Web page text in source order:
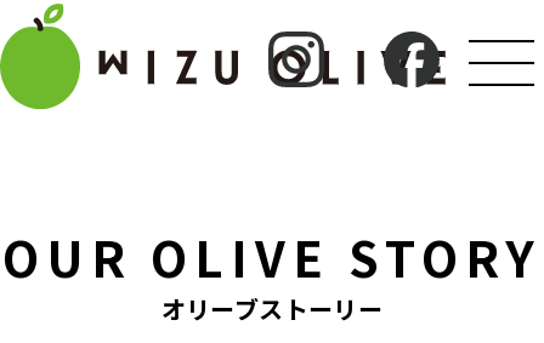
OUR OLIVE STORY
オリーブストーリー